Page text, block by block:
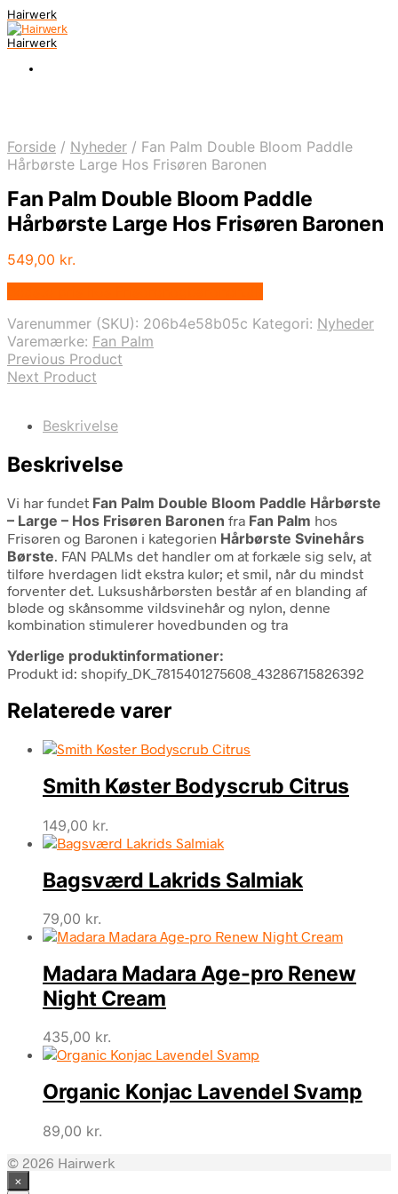
Hairwerk
Hairwerk
Forside / Nyheder / Fan Palm Double Bloom Paddle
Hårbørste Large Hos Frisøren Baronen
Fan Palm Double Bloom Paddle
Hårbørste Large Hos Frisøren Baronen
549,00 kr.
Varenummer (SKU): 206b4e58b05c Kategori: Nyheder
Varemærke: Fan Palm
Previous Product
Next Product
Beskrivelse
Beskrivelse
Vi har fundet Fan Palm Double Bloom Paddle Hårbørste
– Large – Hos Frisøren Baronen fra Fan Palm hos
Frisøren og Baronen i kategorien Hårbørste Svinehårs
Børste. FAN PALMs det handler om at forkæle sig selv, at
tilføre hverdagen lidt ekstra kulør; et smil, når du mindst
forventer det. Luksushårbørsten består af en blanding af
bløde og skånsomme vildsvinehår og nylon, denne
kombination stimulerer hovedbunden og tra
Yderlige produktinformationer:
Produkt id: shopify_DK_7815401275608_43286715826392
Relaterede varer
Smith Køster Bodyscrub Citrus
149,00 kr.
Bagsværd Lakrids Salmiak
79,00 kr.
Madara Madara Age-pro Renew
Night Cream
435,00 kr.
Organic Konjac Lavendel Svamp
89,00 kr.
© 2026 Hairwerk
×